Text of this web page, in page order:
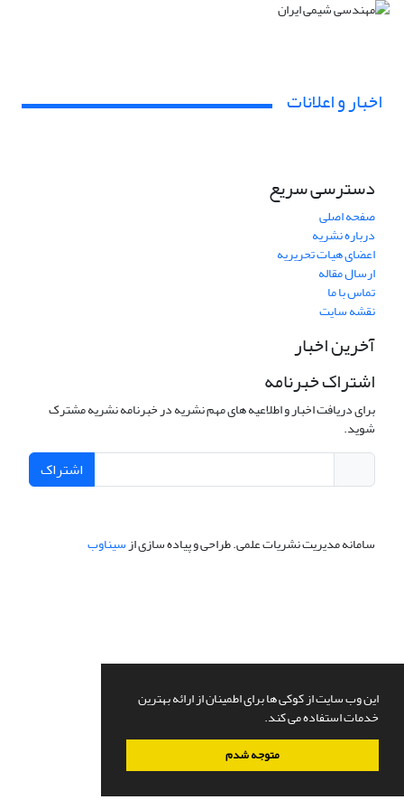
این وب سایت از کوکی ها برای اطمینان از ارائه بهترین
خدمات استفاده می کند.
متوجه شدم
اخبار و اعلانات
دسترسی سریع
صفحه اصلی
درباره نشریه
اعضای هیات تحریریه
ارسال مقاله
تماس با ما
نقشه سایت
آخرین اخبار
اشتراک خبرنامه
برای دریافت اخبار و اطلاعیه های مهم نشریه در خبرنامه نشریه مشترک
شوید.
اشتراک
سامانه مدیریت نشریات علمی.طراحی و پیاده سازی ازسیناوب